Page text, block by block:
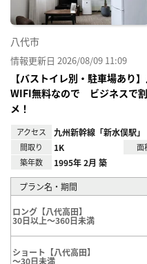
八代市
情報更新日 2026/08/09 11:09
【バストイレ別・駐車場あ
WIFI無料なので ビジネスで
メ！
アクセス 九州新幹線「新水俣駅」
間取り 1K 面
築年数 1995年 2月 築
プラン名・期間
ロング【八代高田】
30日以上～360日未満
ショート【八代高田】
～30日未満